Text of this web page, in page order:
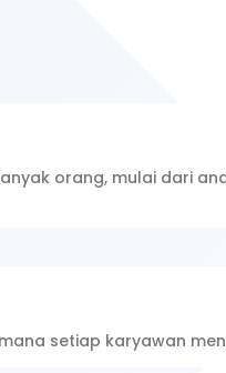
orang, mulai dari
setiap karyawan